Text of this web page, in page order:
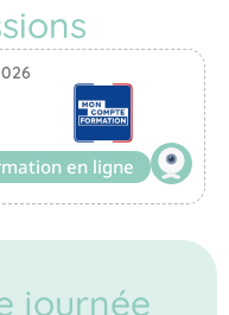
en ligne
journée